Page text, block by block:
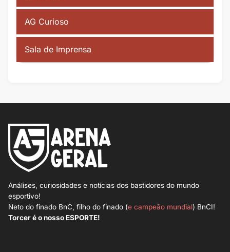
AG Curioso
Sala de Imprensa
Análises, curiosidades e notícias dos bastidores do mundo
esportivo!
Neto do finado BnC, filho do finado (e campeão mundial) BnCI!
Torcer é o nosso ESPORTE!